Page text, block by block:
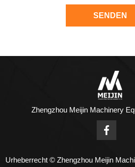
SENDEN
Zhengzhou Meijin Machinery
Urheberrecht © Zhengzhou Meijin